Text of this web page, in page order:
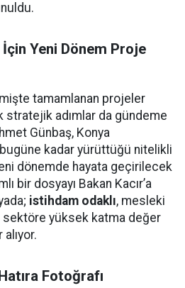
Yeni Dönem Proje
tamamlanan projeler
stratejik adımlar da gündeme
Günbaş, Konya
bugüne kadar yürüttüğü nitelikli
dönemde hayata geçirilecek
bir dosyayı Bakan Kacır’a
istihdam odaklı, mesleki
yüksek katma değer
Fotoğrafı